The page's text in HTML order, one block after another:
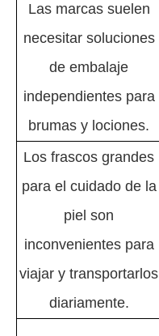
Las marcas suelen
necesitar soluciones
de embalaje
independientes para
brumas y lociones.
Los frascos grandes
para el cuidado de la
piel son
inconvenientes para
viajar y transportarlos
diariamente.